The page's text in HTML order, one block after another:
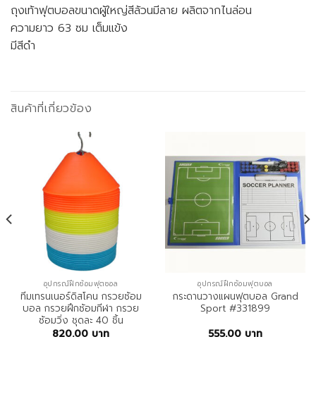
ถุงเท้าฟุตบอลขนาดผู้ใหญ่สีล้วนมีลาย ผลิตจากไนล่อน
ความยาว 63 ซม เต็มแข้ง
มีสีดำ
สินค้าที่เกี่ยวข้อง
อุปกรณ์ฝึกซ้อมฟุตซอล
ทีมเทรนเนอร์ดิสโคน กรวยซ้อม
บอล กรวยฝึกซ้อมกีฬา กรวย
ซ้อมวิ่ง ชุดละ 40 ชิ้น
820.00 บาท
อุปกรณ์ฝึกซ้อมฟุตบอล
กระดานวางแผนฟุตบอล Grand
Sport #331899
555.00 บาท